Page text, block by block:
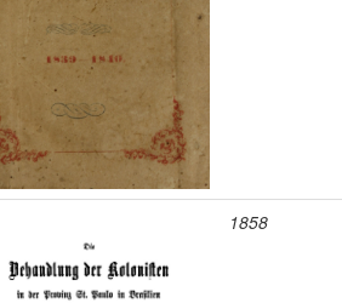
1858